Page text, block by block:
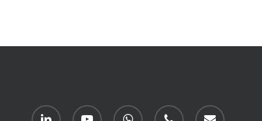
linkedin youtube whatsapp phone email